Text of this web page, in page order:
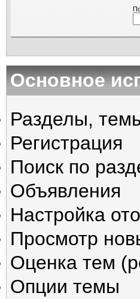
Основное
Разделы,
Регистрация
Поиск по
Объявления
Настройка
Просмотр
Оценка тем
Опции темы